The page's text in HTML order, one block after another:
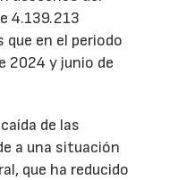
4.139.213
en el periodo
2024 y junio de
de las
a una situación
que ha reducido